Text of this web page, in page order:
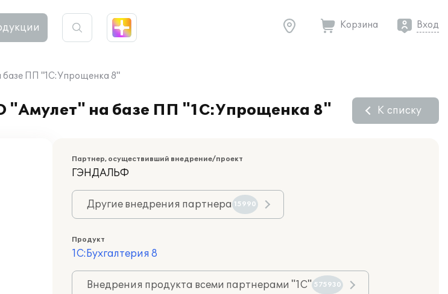
Корзина Вход
базе ПП "1С:Упрощенка 8"
"Амулет" на базе ПП "1С:Упрощенка 8" К списку
Партнер, осуществивший внедрение/проект
ГЭНДАЛЬФ
Другие внедрения партнера 15990
Продукт
1С:Бухгалтерия 8
Внедрения продукта всеми партнерами "1С" 575930